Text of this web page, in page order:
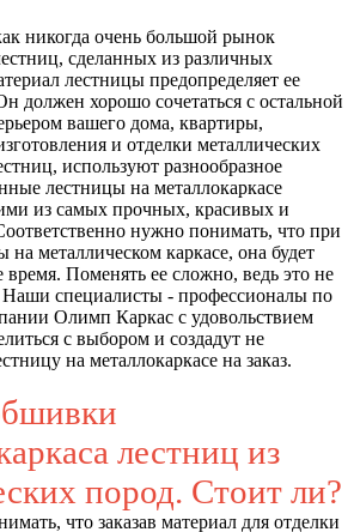
никогда очень большой рынок
сделанных из различных
лестницы предопределяет ее
должен хорошо сочетаться с остальной
вашего дома, квартиры,
и отделки металлических
используют разнообразное
лестницы на металлокаркасе
из самых прочных, красивых и
нужно понимать, что при
на металлическом каркасе, она будет
время. Поменять ее сложно, ведь это не
Наши специалисты - профессионалы по
Олимп Каркас с удовольствием
с выбором и создадут не
на металлокаркасе на заказ.
лестниц из
пород. Стоит ли?
что заказав материал для отделки